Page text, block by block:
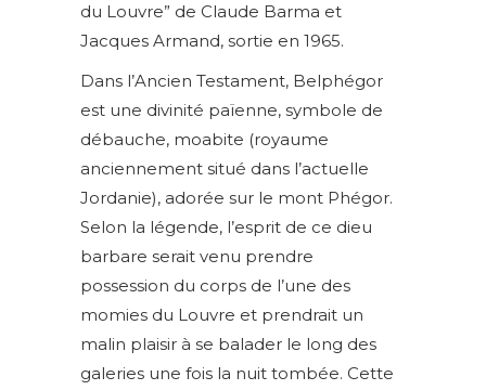
du Louvre” de Claude Barma et
Jacques Armand, sortie en 1965.
Dans l’Ancien Testament, Belphégor
est une divinité païenne, symbole de
débauche, moabite (royaume
anciennement situé dans l’actuelle
Jordanie), adorée sur le mont Phégor.
Selon la légende, l’esprit de ce dieu
barbare serait venu prendre
possession du corps de l’une des
momies du Louvre et prendrait un
malin plaisir à se balader le long des
galeries une fois la nuit tombée. Cette